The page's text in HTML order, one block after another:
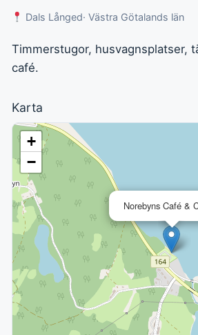
Dals Långed· Västra Götalands län
Timmerstugor, husvagnsplatser,
café.
Karta
Norebyns Café &
+
−